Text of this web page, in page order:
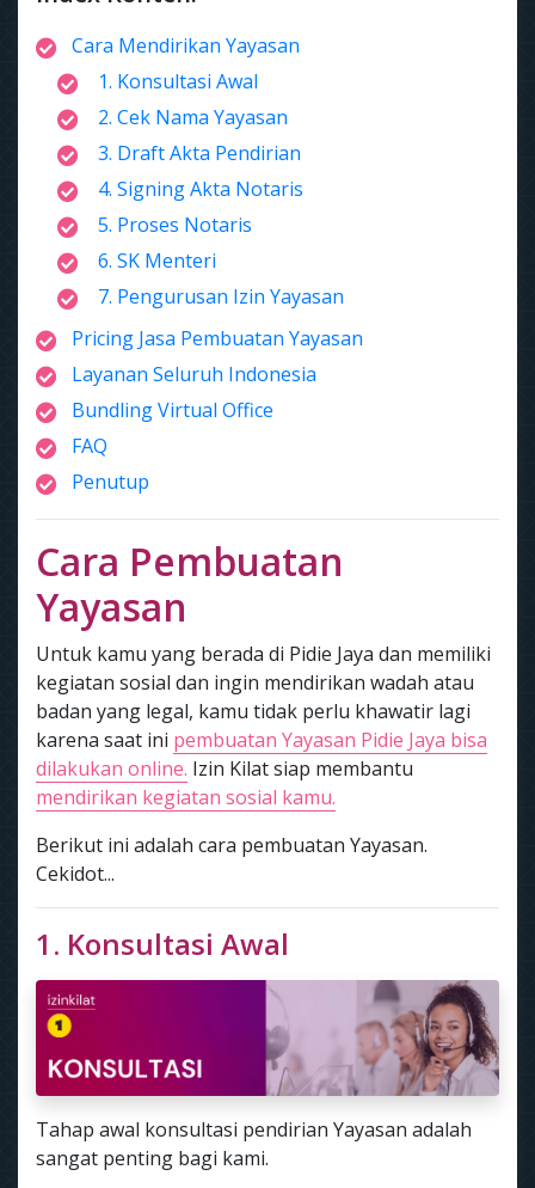
Cara Mendirikan Yayasan
1. Konsultasi Awal
2. Cek Nama Yayasan
3. Draft Akta Pendirian
4. Signing Akta Notaris
5. Proses Notaris
6. SK Menteri
7. Pengurusan Izin Yayasan
Pricing Jasa Pembuatan Yayasan
Layanan Seluruh Indonesia
Bundling Virtual Office
FAQ
Penutup
Cara Pembuatan
Yayasan
Untuk kamu yang berada di Pidie Jaya dan memiliki
kegiatan sosial dan ingin mendirikan wadah atau
badan yang legal, kamu tidak perlu khawatir lagi
karena saat ini pembuatan Yayasan Pidie Jaya bisa
dilakukan online. Izin Kilat siap membantu
mendirikan kegiatan sosial kamu.
Berikut ini adalah cara pembuatan Yayasan.
Cekidot...
1. Konsultasi Awal
Tahap awal konsultasi pendirian Yayasan adalah
sangat penting bagi kami.